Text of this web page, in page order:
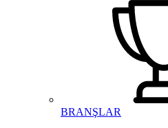
BRANŞLAR